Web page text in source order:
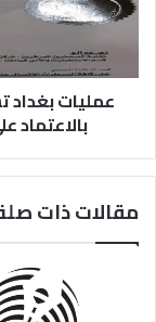
عمليات بغداد
بالاعتماد
مقالات ذات